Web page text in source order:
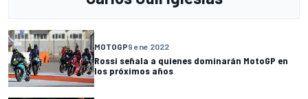
MOTOGP9 ene 2022
Rossi señala a quienes dominarán MotoGP en
los próximos años